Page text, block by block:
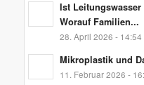
Ist
Worauf Familien...
28. April 2026 - 14:54
Mikroplastik und
11. Februar 2026 -